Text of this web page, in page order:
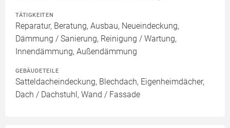
TÄTIGKEITEN
Reparatur, Beratung, Ausbau, Neueindeckung,
Dämmung / Sanierung, Reinigung / Wartung,
Innendämmung, Außendämmung
GEBÄUDETEILE
Satteldacheindeckung, Blechdach, Eigenheimdächer,
Dach / Dachstuhl, Wand / Fassade